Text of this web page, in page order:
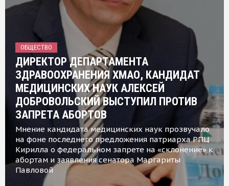
ОБЩЕСТВО
ДИРЕКТОР ДЕПАРТАМЕНТА
ЗДРАВООХРАНЕНИЯ ХМАО, КАНДИДАТ
МЕДИЦИНСКИХ НАУК АЛЕКСЕЙ
ДОБРОВОЛЬСКИЙ ВЫСТУПИЛ ПРОТИВ
ЗАПРЕТА АБОРТОВ
Мнение кандидата медицинских наук прозвучало
на фоне последнего предложения патриарха РПЦ
Кирилла о федеральном запрете на «склонение» к
абортам и заявления сенатора Маргариты
Павловой